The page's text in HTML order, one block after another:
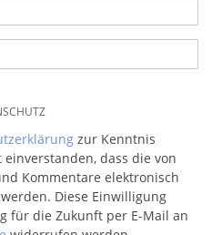
zur Kenntnis
dass die von
Kommentare elektronisch
Diese Einwilligung
für die Zukunft per E-Mail an